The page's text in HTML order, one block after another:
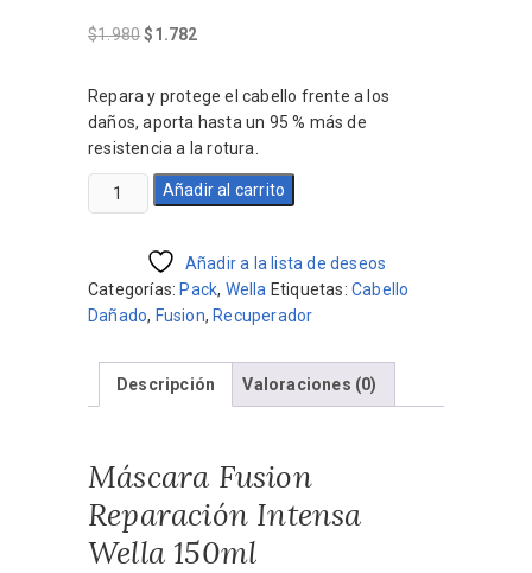
$1.980El
era:
$1.980.
$1.782
actual
es:
Repara y protege el cabello frente a los
daños, aporta hasta un 95 % más de
resistencia a la rotura.
Máscara
Fusion
Wella
150ml
Añadir al carrito
Añadir a la lista de deseos
Categorías: Pack, Wella Etiquetas:Cabello
Dañado, Fusion, Recuperador
Descripción Valoraciones (0)
Máscara Fusion
Reparación Intensa
Wella 150ml